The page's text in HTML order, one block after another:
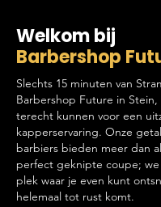
Welkom bij
Barbershop
Slechts 15 minuten van
Barbershop Future in Stein,
terecht kunnen voor een
kapperservaring. Onze
barbiers bieden meer dan
perfect geknipte coupe;
plek waar je even kunt
helemaal tot rust komt.